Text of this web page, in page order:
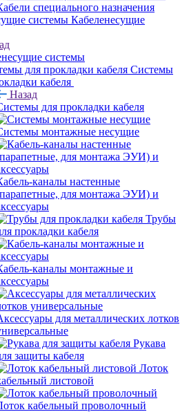
специального назначения
Кабеленесущие
системы
Системы
кабеля
Назад
для прокладки кабеля
монтажные несущие
каналы настенные
для монтажа ЭУИ) и
Трубы
прокладки кабеля
каналы монтажные и
для металлических лотков
Рукава
защиты кабеля
Лоток
листовой
кабельный проволочный